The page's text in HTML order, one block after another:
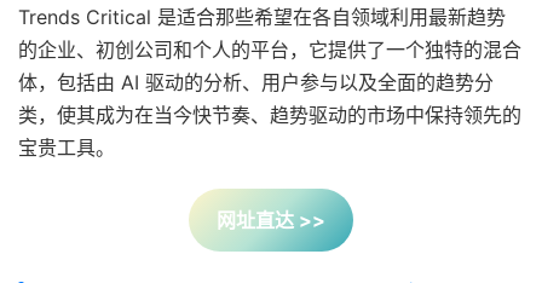
Trends Critical 是适合那些希望在各自领域利用最新趋势
的企业、初创公司和个人的平台，它提供了一个独特的混合
体，包括由 AI 驱动的分析、用户参与以及全面的趋势分
类，使其成为在当今快节奏、趋势驱动的市场中保持领先的
宝贵工具。
网址直达 >>